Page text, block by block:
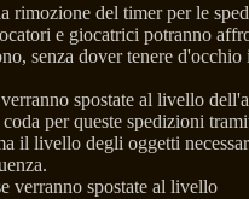
rimozione del timer per le
e giocatrici potranno
senza dover tenere d'occhio
spostate al livello
per queste spedizioni
il livello degli oggetti
verranno spostate al livello